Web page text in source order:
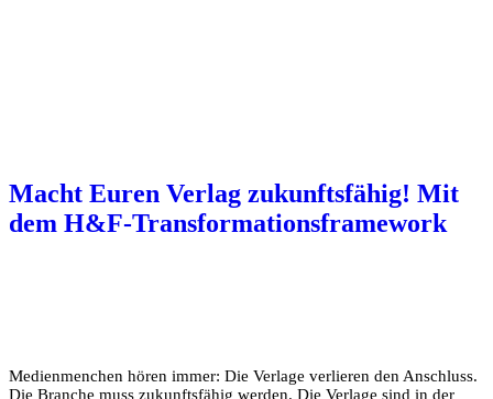
Macht Euren Verlag zukunftsfähig! Mit
dem H&F-Transformationsframework
Medienmenchen hören immer: Die Verlage verlieren den Anschluss.
Die Branche muss zukunftsfähig werden. Die Verlage sind in der